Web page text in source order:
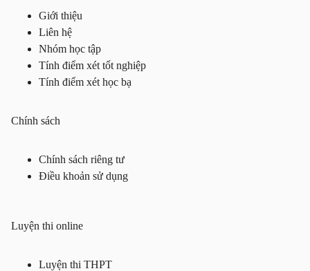
Giới thiệu
Liên hệ
Nhóm học tập
Tính điểm xét tốt nghiệp
Tính điểm xét học bạ
Chính sách
Chính sách riêng tư
Điều khoản sử dụng
Luyện thi online
Luyện thi THPT